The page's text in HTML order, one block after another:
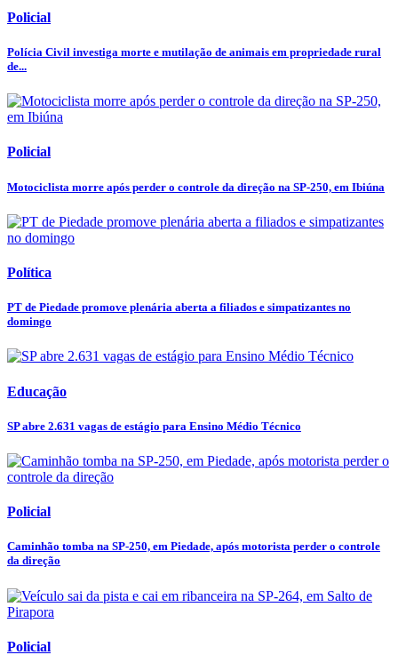
Policial
Polícia Civil investiga morte e mutilação de animais em propriedade rural
de...
Policial
Motociclista morre após perder o controle da direção na SP-250, em Ibiúna
Política
PT de Piedade promove plenária aberta a filiados e simpatizantes no
domingo
Educação
SP abre 2.631 vagas de estágio para Ensino Médio Técnico
Policial
Caminhão tomba na SP-250, em Piedade, após motorista perder o controle
da direção
Policial